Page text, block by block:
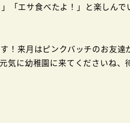
「エサ食べたよ！」と楽しんで
！来月はピンクバッチのお友達
気に幼稚園に来てくださいね、